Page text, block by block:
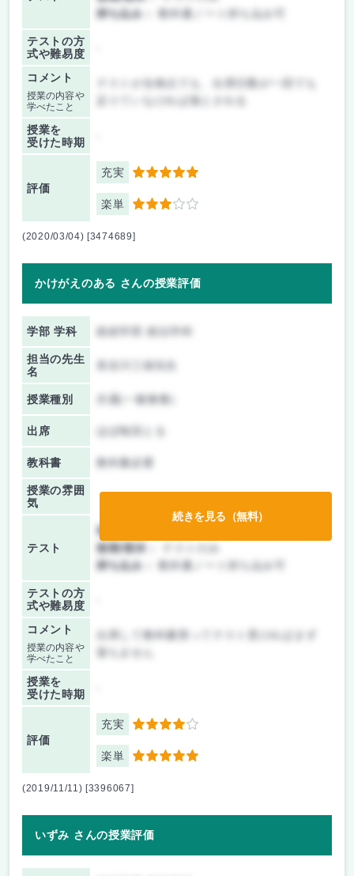
持ち込み：
教科書ノート持ち込み可
テストの方
式や難易度
コメント
授業の内容や
学べたこと
テストが合格点でも、出席日数が一回でも
授業を
受けた時期
評価
充実 5
楽単 3
(2020/03/04) [3474689]
かけがえのある さんの授業評価
学部 学科 政経学部 政治学科
担当の先生
名
授業種別 共通(一般教養)
出席 ほぼ毎回とる
教科書 教科書必要
授業の雰囲
気
テスト
前期/中間：
後期/期末：
持ち込み：
教科書ノート持ち込み可
テストの方
式や難易度
コメント
授業の内容や
学べたこと
出席して教科書買ってテスト受ければまず
授業を
受けた時期
評価
充実 4
楽単 5
続きを見る（無料）
(2019/11/11) [3396067]
いずみ さんの授業評価